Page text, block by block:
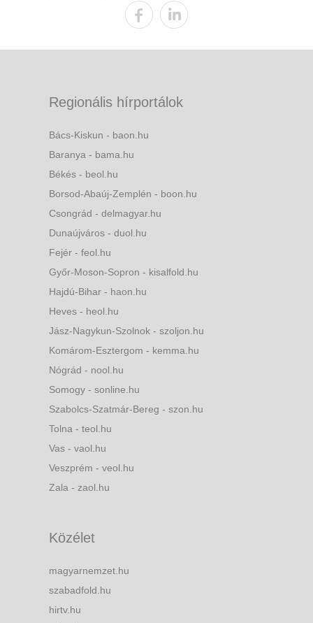
Regionális hírportálok
Bács-Kiskun - baon.hu
Baranya - bama.hu
Békés - beol.hu
Borsod-Abaúj-Zemplén - boon.hu
Csongrád - delmagyar.hu
Dunaújváros - duol.hu
Fejér - feol.hu
Győr-Moson-Sopron - kisalfold.hu
Hajdú-Bihar - haon.hu
Heves - heol.hu
Jász-Nagykun-Szolnok - szoljon.hu
Komárom-Esztergom - kemma.hu
Nógrád - nool.hu
Somogy - sonline.hu
Szabolcs-Szatmár-Bereg - szon.hu
Tolna - teol.hu
Vas - vaol.hu
Veszprém - veol.hu
Zala - zaol.hu
Közélet
magyarnemzet.hu
szabadfold.hu
hirtv.hu